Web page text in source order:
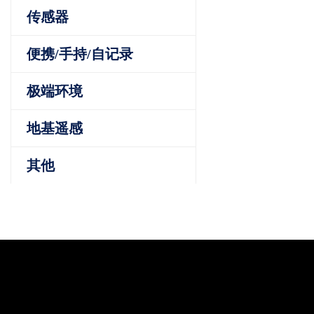
传感器
便携/手持/自记录
极端环境
地基遥感
其他